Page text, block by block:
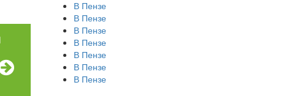
В Пензе
В Пензе
В Пензе
В Пензе
В Пензе
В Пензе
В Пензе